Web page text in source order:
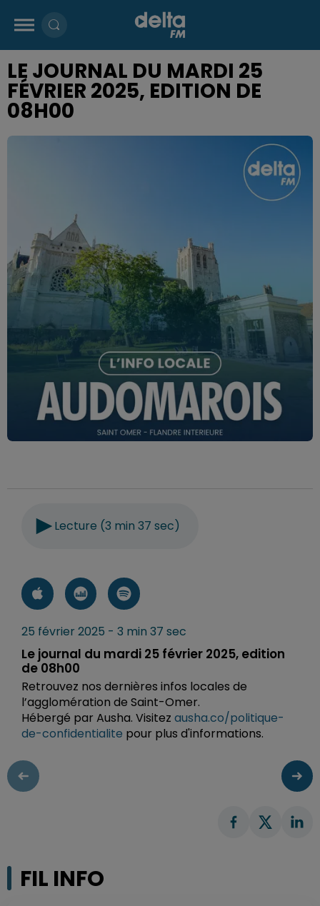
LE JOURNAL DU MARDI 25
FÉVRIER 2025, EDITION DE
08H00
Lecture (3 min 37 sec)
25 février 2025 - 3 min 37 sec
Le journal du mardi 25 février 2025, edition
de 08h00
Retrouvez nos dernières infos locales de
l’agglomération de Saint-Omer.
Hébergé par Ausha. Visitez ausha.co/politique-
de-confidentialite pour plus d'informations.
FIL INFO